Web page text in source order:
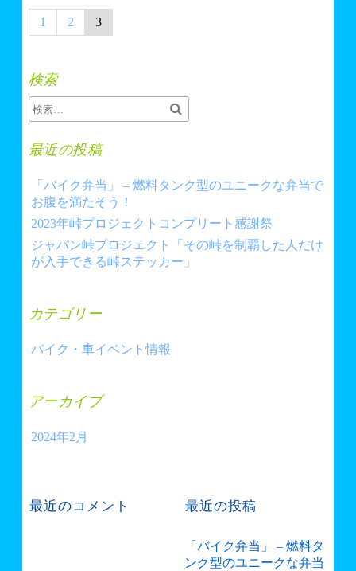
投
稿
ペ
ー
送
り
1 2 3
検索
最近の投稿
「バイク弁当」 – 燃料タンク型のユニークな弁当で
お腹を満たそう！
2023年峠プロジェクトコンプリート感謝祭
ジャパン峠プロジェクト「その峠を制覇した人だけ
が入手できる峠ステッカー」
カテゴリー
バイク・車イベント情報
アーカイブ
2024年2月
最近のコメント 最近の投稿
「バイク弁当」 – 燃料タ
ンク型のユニークな弁当